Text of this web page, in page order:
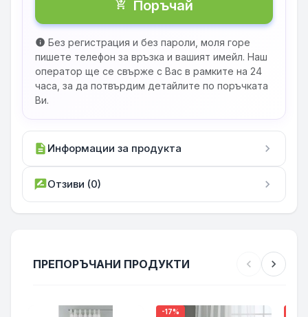
shopping_cart_checkout Поръчай
info Без регистрация и без пароли, моля горе
пишете телефон за връзка и вашият имейл. Наш
оператор ще се свърже с Вас в рамките на 24
часа, за да потвърдим детайлите по поръчката
Ви.
description Информации за продукта chevron_right
rate_reviewОтзиви (0) chevron_right
ПРЕПОРЪЧАНИ ПРОДУКТИ chevron_left chevron_right
-17%